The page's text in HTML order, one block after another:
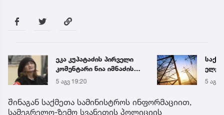
ეკა კუპატაძის პირველი
კომენტარი ნია იმნაძის
დაკავების შემდეგ
5 აგვ 19:20 5 აგვ
შინაგან საქმეთა სამინისტროს ინფორმაციით,
სამეგრელო-ზემო სვანეთის პოლიციის